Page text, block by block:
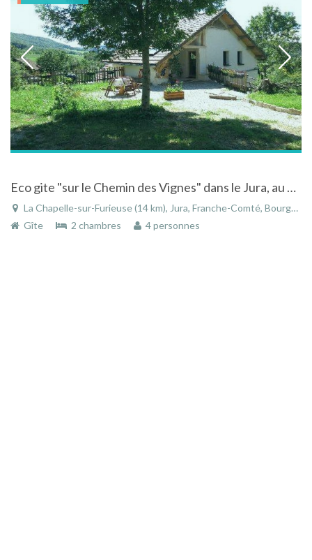
Eco gite "sur le Chemin des Vignes" dans le Jura, au plus proche de la nature
La Chapelle-sur-Furieuse (14 km), Jura, Franche-Comté, Bourgogne-Franche-Comté, France
Gîte
2 chambres 4 personnes